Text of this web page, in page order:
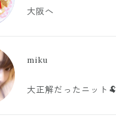
大阪へ
miku
大正解だったニット🐏